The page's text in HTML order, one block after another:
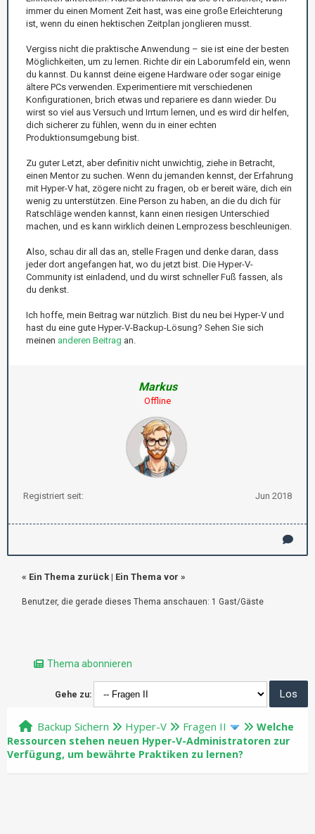
immer du einen Moment Zeit hast, was eine große Erleichterung
ist, wenn du einen hektischen Zeitplan jonglieren musst.
Vergiss nicht die praktische Anwendung – sie ist eine der besten
Möglichkeiten, um zu lernen. Richte dir ein Laborumfeld ein, wenn
du kannst. Du kannst deine eigene Hardware oder sogar einige
ältere PCs verwenden. Experimentiere mit verschiedenen
Konfigurationen, brich etwas und repariere es dann wieder. Du
wirst so viel aus Versuch und Irrtum lernen, und es wird dir helfen,
dich sicherer zu fühlen, wenn du in einer echten
Produktionsumgebung bist.
Zu guter Letzt, aber definitiv nicht unwichtig, ziehe in Betracht,
einen Mentor zu suchen. Wenn du jemanden kennst, der Erfahrung
mit Hyper-V hat, zögere nicht zu fragen, ob er bereit wäre, dich ein
wenig zu unterstützen. Eine Person zu haben, an die du dich für
Ratschläge wenden kannst, kann einen riesigen Unterschied
machen, und es kann wirklich deinen Lernprozess beschleunigen.
Also, schau dir all das an, stelle Fragen und denke daran, dass
jeder dort angefangen hat, wo du jetzt bist. Die Hyper-V-
Community ist einladend, und du wirst schneller Fuß fassen, als
du denkst.
Ich hoffe, mein Beitrag war nützlich. Bist du neu bei Hyper-V und
hast du eine gute Hyper-V-Backup-Lösung? Sehen Sie sich
meinen anderen Beitrag an.
Markus
Offline
Registriert seit: Jun 2018
« Ein Thema zurück | Ein Thema vor »
Benutzer, die gerade dieses Thema anschauen: 1 Gast/Gäste
Thema abonnieren
Gehe zu:
Backup Sichern Hyper-V Fragen II
Welche
Ressourcen stehen neuen Hyper-V-Administratoren zur
Verfügung, um bewährte Praktiken zu lernen?